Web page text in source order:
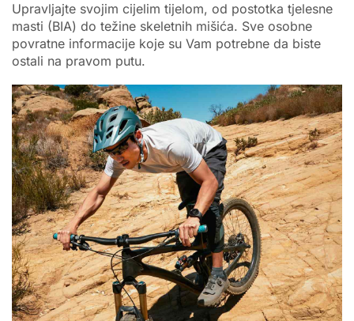
Upravljajte svojim cijelim tijelom, od postotka tjelesne
masti (BIA) do težine skeletnih mišića. Sve osobne
povratne informacije koje su Vam potrebne da biste
ostali na pravom putu.